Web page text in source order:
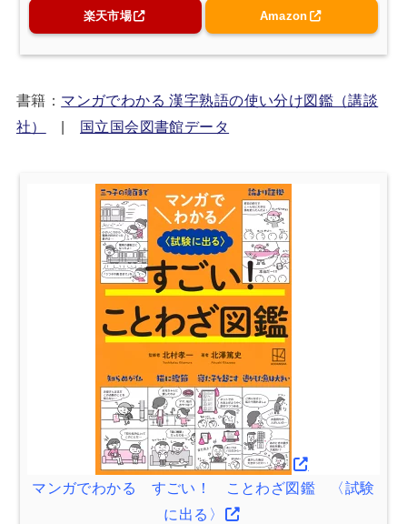
楽天市場 Amazon
書籍： マンガでわかる 漢字熟語の使い分け図鑑（講談
社）
| 国立国会図書館データ
マンガでわかる すごい！ ことわざ図鑑 〈試験
に出る〉